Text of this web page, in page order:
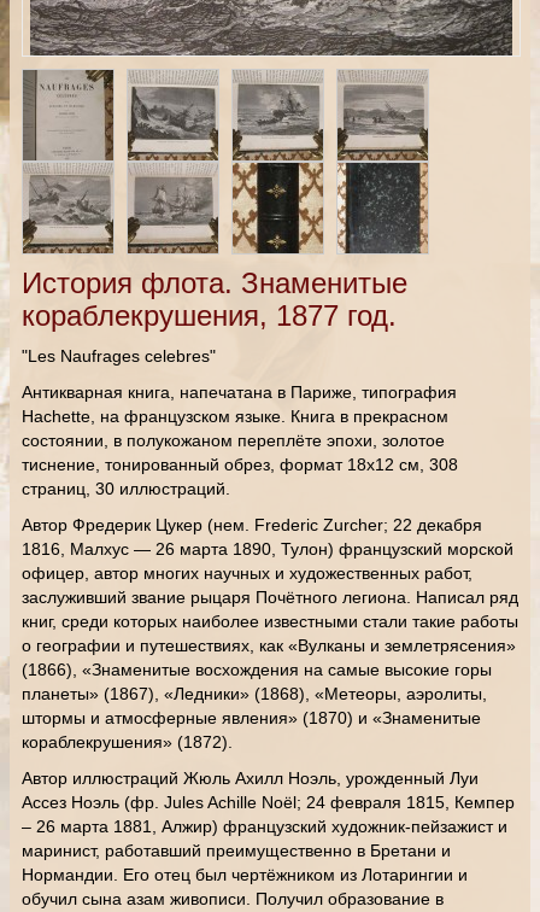
История флота. Знаменитые
кораблекрушения, 1877 год.
"Les Naufrages celebres"
Антикварная книга, напечатана в Париже, типография
Hachette, на французском языке. Книга в прекрасном
состоянии, в полукожаном переплёте эпохи, золотое
тиснение, тонированный обрез, формат 18х12 см, 308
страниц, 30 иллюстраций.
Автор Фредерик Цукер (нем. Frederic Zurcher; 22 декабря
1816, Малхус — 26 марта 1890, Тулон) французский морской
офицер, автор многих научных и художественных работ,
заслуживший звание рыцаря Почётного легиона. Написал ряд
книг, среди которых наиболее известными стали такие работы
о географии и путешествиях, как «Вулканы и землетрясения»
(1866), «Знаменитые восхождения на самые высокие горы
планеты» (1867), «Ледники» (1868), «Метеоры, аэролиты,
штормы и атмосферные явления» (1870) и «Знаменитые
кораблекрушения» (1872).
Автор иллюстраций Жюль Ахилл Ноэль, урожденный Луи
Ассез Ноэль (фр. Jules Achille Noël; 24 февраля 1815, Кемпер
– 26 марта 1881, Алжир) французский художник-пейзажист и
маринист, работавший преимущественно в Бретани и
Нормандии. Его отец был чертёжником из Лотарингии и
обучил сына азам живописи. Получил образование в